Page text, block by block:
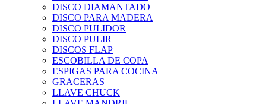
DISCO DIAMANTADO
DISCO PARA MADERA
DISCO PULIDOR
DISCO PULIR
DISCOS FLAP
ESCOBILLA DE COPA
ESPIGAS PARA COCINA
GRACERAS
LLAVE CHUCK